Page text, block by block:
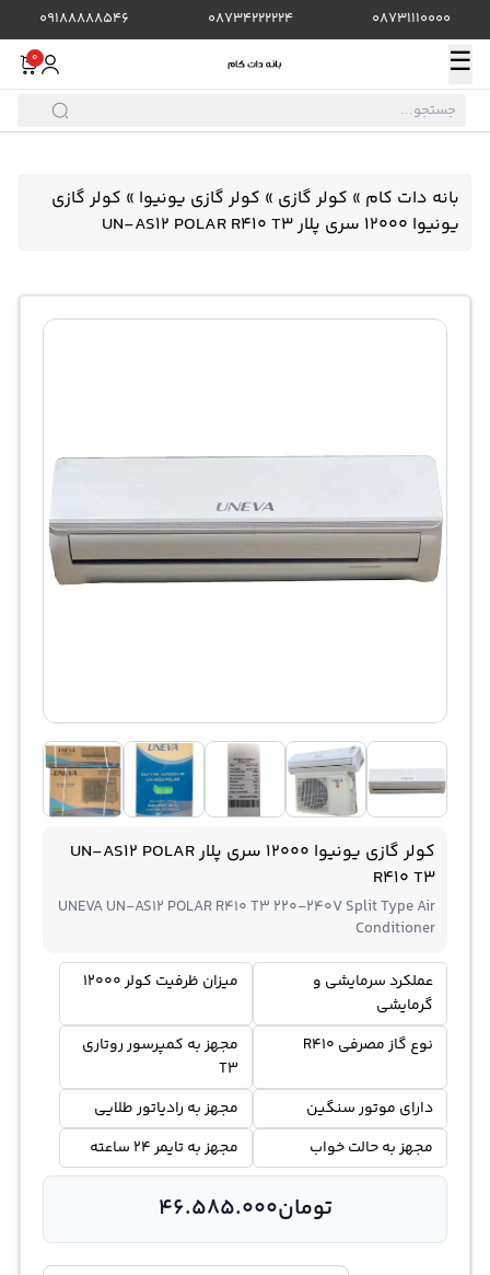
08731110000
08734222224
09188888546
☰
0
بانه دات کام » کولر گازی » کولر گازی یونیوا » کولر گازی
یونیوا 12000 سری پلار UN-AS12 POLAR R410 T3
کولر گازی یونیوا 12000 سری پلار UN-AS12 POLAR
R410 T3
UNEVA UN-AS12 POLAR R410 T3 220-240V Split Type Air
Conditioner
عملکرد سرمایشی و
گرمایشی
میزان ظرفیت کولر 12000
نوع گاز مصرفی R410
مجهز به کمپرسور روتاری
T3
دارای موتور سنگین
مجهز به رادیاتور طلایی
مجهز به حالت خواب
مجهز به تایمر 24 ساعته
تومان46.585.000